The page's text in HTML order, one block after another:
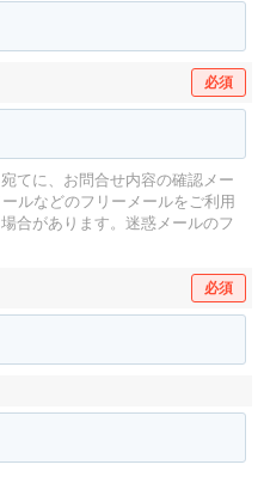
必須
てに、お問合せ内容の確認メー
ルなどのフリーメールをご利用
合があります。 迷惑メールのフ
必須